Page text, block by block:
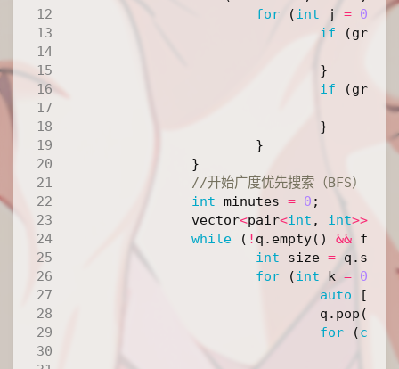
for
(int j = 0
j
if
(grid
}
if
(grid
q
}
}
}
int minutes = 0 ;
vector<pair<int , int>>
while
( ! q . empty() &&
int
size = q . size
for
(int k = 0
auto
[
q . pop ();
for
(